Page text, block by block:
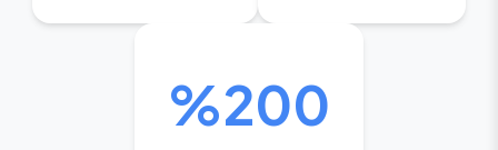
%200